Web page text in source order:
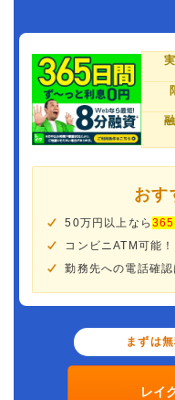
おす
50万円以上なら365
コンビニATM可能！
勤務先への電話確
まずは
レイ